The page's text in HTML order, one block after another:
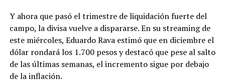
Y ahora que pasó el trimestre de liquidación fuerte del
campo, la divisa vuelve a dispararse. En su streaming de
este miércoles, Eduardo Rava estimó que en diciembre el
dólar rondará los 1.700 pesos y destacó que pese al salto
de las últimas semanas, el incremento sigue por debajo
de la inflación.